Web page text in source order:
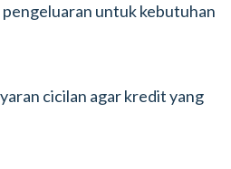
untuk kebutuhan
cicilan agar kredit yang